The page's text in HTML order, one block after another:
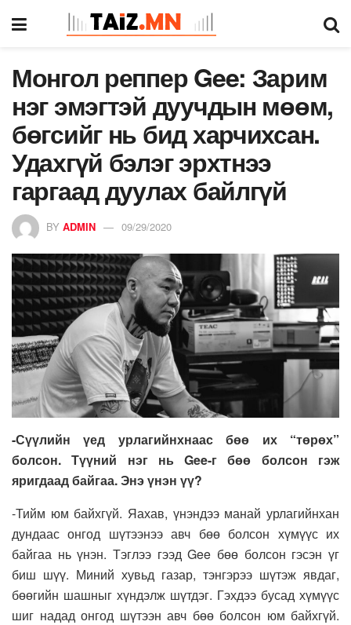
Монгол реппер Gee: Зарим
нэг эмэгтэй дуучдын мөөм,
бөгсийг нь бид харчихсан.
Удахгүй бэлэг эрхтнээ
гаргаад дуулах байлгүй
BY ADMIN 09/29/2020
-Сүүлийн үед урлагийнхнаас бөө их “төрөх”
болсон. Түүний нэг нь Gee-г бөө болсон гэж
яригдаад байгаа. Энэ үнэн үү?
-Тийм юм байхгүй. Яахав, үнэндээ манай урлагийнхан
дундаас онгод шүтээнээ авч бөө болсон хүмүүс их
байгаа нь үнэн. Тэглээ гээд Gee бөө болсон гэсэн үг
биш шүү. Миний хувьд газар, тэнгэрээ шүтэж явдаг,
бөөгийн шашныг хүндэлж шүтдэг. Гэхдээ бусад хүмүүс
шиг надад онгод шүтээн авч бөө болсон юм байхгүй.